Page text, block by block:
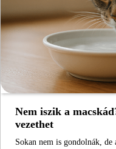
Nem iszik a
vezethet
Sokan nem is gondolnák, de